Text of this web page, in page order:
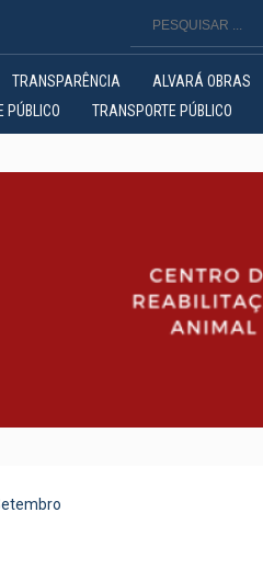
TRANSPARÊNCIA ALVARÁ OBRAS
PÚBLICO TRANSPORTE PÚBLICO